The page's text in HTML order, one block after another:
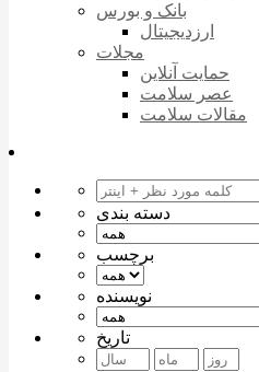
بانک و بورس
ارزدیجیتال
مجلات
حمایت آنلاین
عصر سلامت
مقالات سلامت
دسته بندی
برچسب
نویسنده
تاریخ